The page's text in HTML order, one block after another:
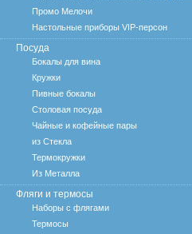
Промо Мелочи
Настольные приборы VIP-персон
Посуда
Бокалы для вина
Кружки
Пивные бокалы
Столовая посуда
Чайные и кофейные пары
из Стекла
Термокружки
Из Металла
Фляги и термосы
Наборы с флягами
Термосы